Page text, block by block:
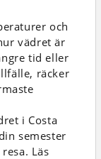
och
vädret är
tid eller
räcker
i Costa
semester
Läs